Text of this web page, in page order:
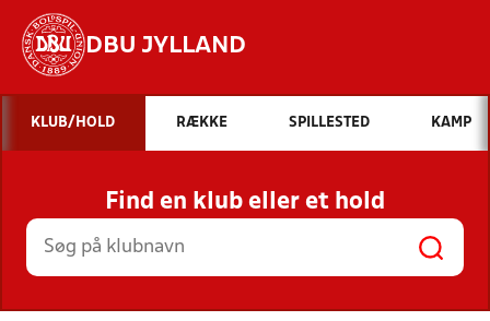
DBU JYLLAND
Hvad vil du søge efter?
INDHOLD OG NYHEDER
STILLINGER, RESULTATER, KLUBBER OG
HOLD
KLUB/HOLD RÆKKE SPILLESTED KAMP
Find en klub eller et hold